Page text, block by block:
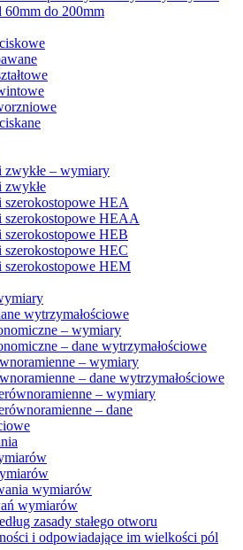
60mm do 200mm
– wymiary
HEA
HEAA
HEB
HEC
HEM
wytrzymałościowe
– wymiary
– dane wytrzymałościowe
– wymiary
– dane wytrzymałościowe
– wymiary
– dane
wymiarów
wymiarów
zasady stałego otworu
i odpowiadające im wielkości pól